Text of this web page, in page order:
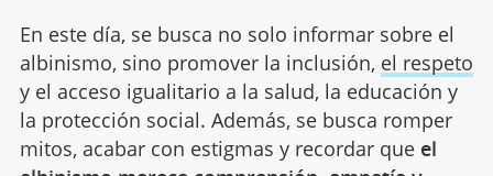
En este día, se busca no solo informar sobre el
albinismo, sino promover la inclusión, el respeto
y el acceso igualitario a la salud, la educación y
la protección social. Además, se busca romper
mitos, acabar con estigmas y recordar que el